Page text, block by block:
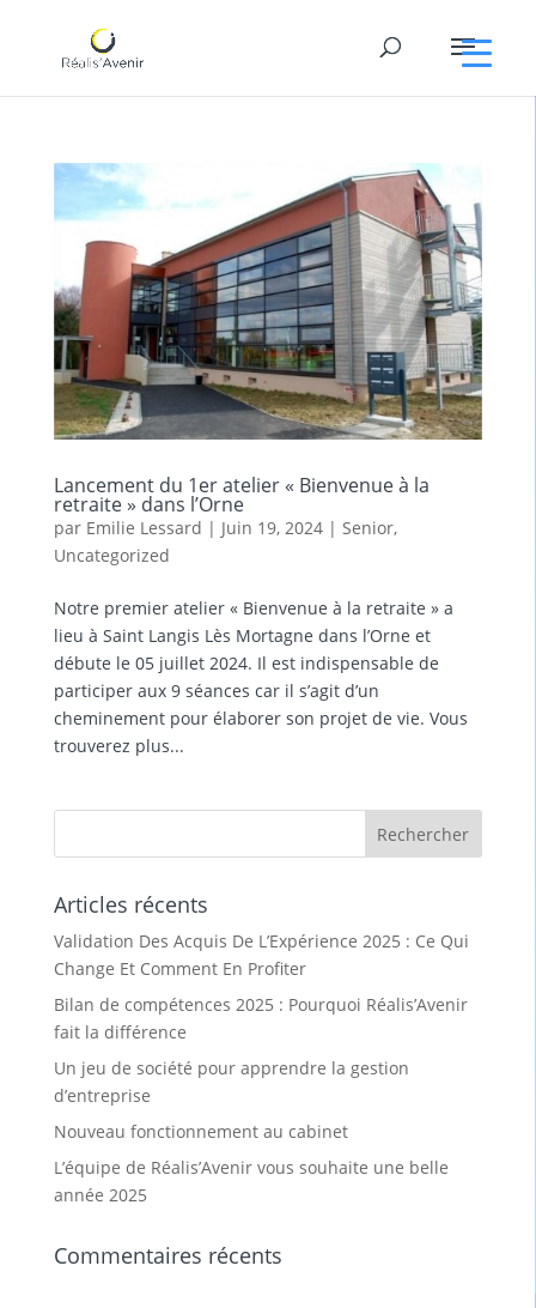
Lancement du 1er atelier « Bienvenue à la
retraite » dans l’Orne
par Emilie Lessard | Juin 19, 2024| Senior,
Uncategorized
Notre premier atelier « Bienvenue à la retraite » a
lieu à Saint Langis Lès Mortagne dans l’Orne et
débute le 05 juillet 2024. Il est indispensable de
participer aux 9 séances car il s’agit d’un
cheminement pour élaborer son projet de vie. Vous
trouverez plus...
Articles récents
Validation Des Acquis De L’Expérience 2025 : Ce Qui
Change Et Comment En Profiter
Bilan de compétences 2025 : Pourquoi Réalis’Avenir
fait la différence
Un jeu de société pour apprendre la gestion
d’entreprise
Nouveau fonctionnement au cabinet
L’équipe de Réalis’Avenir vous souhaite une belle
année 2025
Commentaires récents